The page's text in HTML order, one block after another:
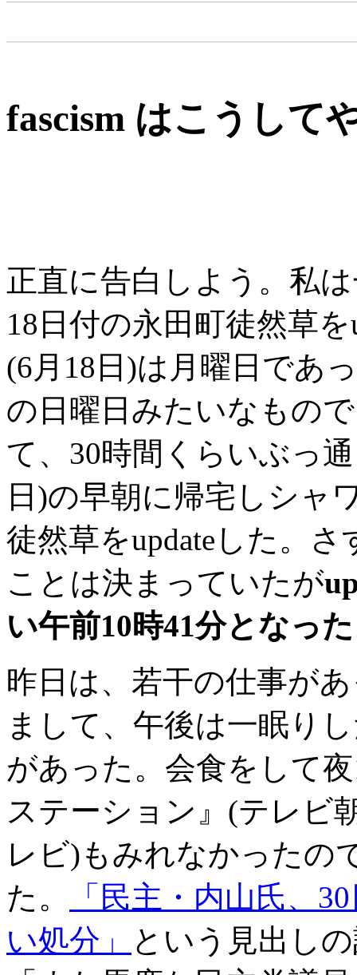
fascism はこうして
正直に告白しよう。私
18日付の永田町徒然草
(6月18日)は月曜日であ
の日曜日みたいなもの
て、30時間くらいぶっ
日)の早朝に帰宅しシャ
徒然草をupdateした。
ことは決まっていたが
い午前10時41分となった
昨日は、若干の仕事が
まして、午後は一眠り
があった。会食をして
ステーション』(テレビ
レビ)もみれなかったの
た。
「民主・内山氏、
い処分」
という見出し